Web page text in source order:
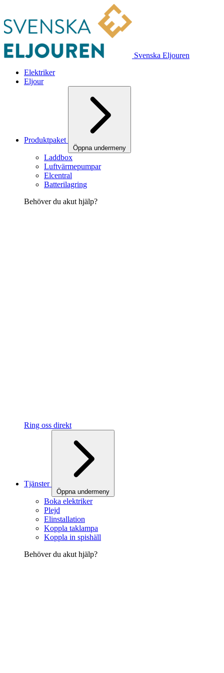
Svenska Eljouren
Elektriker
Eljour
Produktpaket
Öppna undermeny
Laddbox
Luftvärmepumpar
Elcentral
Batterilagring
Behöver du akut hjälp?
Ring oss direkt
Tjänster
Öppna undermeny
Boka elektriker
Plejd
Elinstallation
Koppla taklampa
Koppla in spishäll
Behöver du akut hjälp?